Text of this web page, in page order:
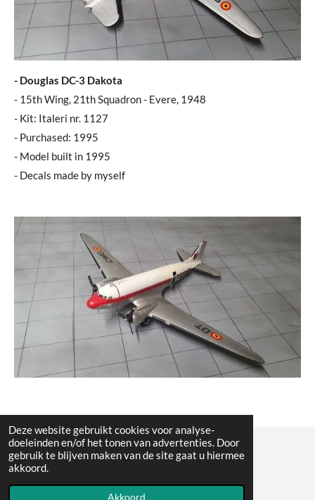
Deze website gebruikt cookies voor analyse-
doeleinden en/of het tonen van advertenties. Door
gebruik te blijven maken van de site gaat u hiermee
akkoord.
Akkoord
- Douglas DC-3 Dakota
- 15th Wing, 21th Squadron - Evere, 1948
- Kit: Italeri nr. 1127
- Purchased: 1995
- Model built in 1995
- Decals made by myself
© All the pictures on this website are copywright protected